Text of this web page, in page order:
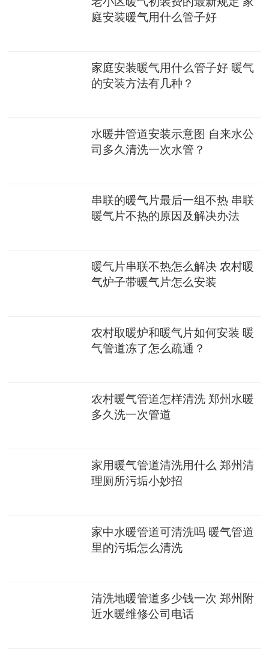
庭安装暖气用什么管子好
家庭安装暖气用什么管子好 暖气
的安装方法有几种？
水暖井管道安装示意图 自来水公
司多久清洗一次水管？
串联的暖气片最后一组不热 串联
暖气片不热的原因及解决办法
暖气片串联不热怎么解决 农村暖
气炉子带暖气片怎么安装
农村取暖炉和暖气片如何安装 暖
气管道冻了怎么疏通？
农村暖气管道怎样清洗 郑州水暖
多久洗一次管道
家用暖气管道清洗用什么 郑州清
理厕所污垢小妙招
家中水暖管道可清洗吗 暖气管道
里的污垢怎么清洗
清洗地暖管道多少钱一次 郑州附
近水暖维修公司电话